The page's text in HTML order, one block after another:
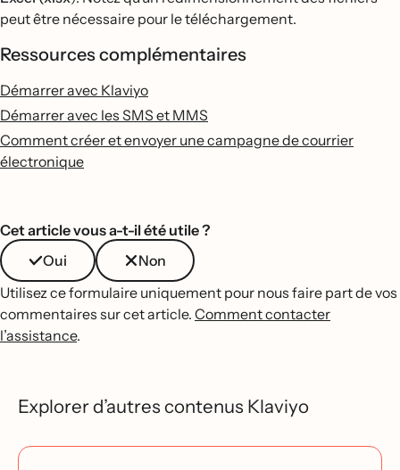
peut être nécessaire pour le téléchargement.
Ressources complémentaires
Démarrer avec Klaviyo
Démarrer avec les SMS et MMS
Comment créer et envoyer une campagne de courrier
électronique
Cet article vous a-t-il été utile ?
Oui
Non
Utilisez ce formulaire uniquement pour nous faire part de vos
commentaires sur cet article. Comment contacter
l’assistance.
Explorer d’autres contenus Klaviyo